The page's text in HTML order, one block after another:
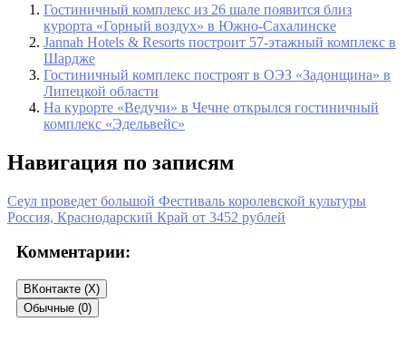
Гостиничный комплекс из 26 шале появится близ
курорта «Горный воздух» в Южно-Сахалинске
Jannah Hotels & Resorts построит 57-этажный комплекс в
Шардже
Гостиничный комплекс построят в ОЭЗ «Задонщина» в
Липецкой области
На курорте «Ведучи» в Чечне открылся гостиничный
комплекс «Эдельвейс»
Навигация по записям
Сеул проведет большой Фестиваль королевской культуры
Россия, Краснодарский Край от 3452 рублей
Комментарии:
ВКонтакте (X)
Обычные (0)